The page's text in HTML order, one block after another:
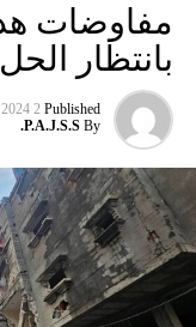
مفاوضات
بانتظار الحل
Published
2 years ago
By
P.A.J.S.S.